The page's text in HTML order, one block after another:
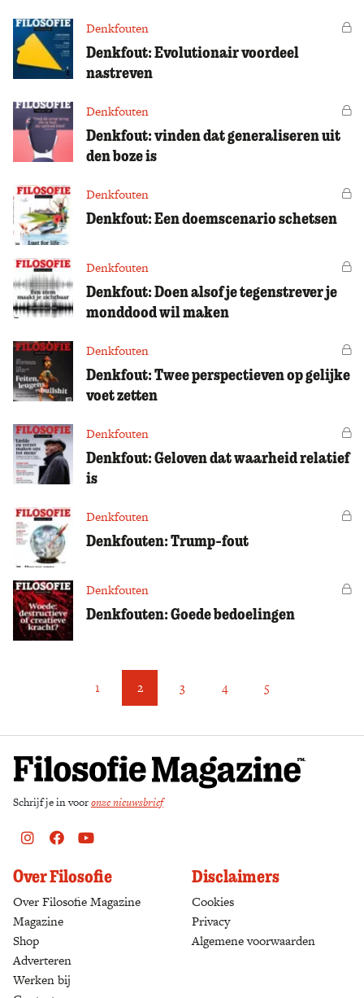
Denkfouten
Denkfout: Evolutionair voordeel
nastreven
Denkfouten
Denkfout: vinden dat generaliseren uit
den boze is
Denkfouten
Denkfout: Een doemscenario schetsen
Denkfouten
Denkfout: Doen alsof je tegenstrever je
monddood wil maken
Denkfouten
Denkfout: Twee perspectieven op gelijke
voet zetten
Denkfouten
Denkfout: Geloven dat waarheid relatief
is
Denkfouten
Denkfouten: Trump-fout
Denkfouten
Denkfouten: Goede bedoelingen
1 2 3 4 5
Schrijf je in vooronze nieuwsbrief
Instagram
FacebookYoutube
Over Filosofie
Over Filosofie Magazine
Magazine
Shop
Adverteren
Werken bij
Disclaimers
Cookies
Privacy
Algemene voorwaarden